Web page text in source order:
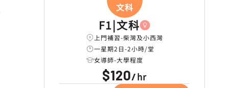
文科
F1|文科
上門補習-柴灣及小西灣
一星期2日-2小時/堂
女導師-大學程度
$120/hr